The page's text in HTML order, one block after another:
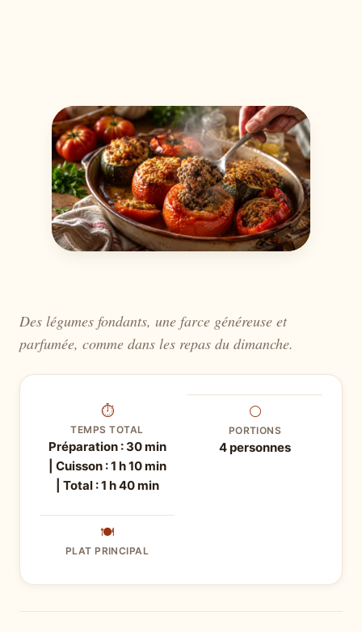
Des légumes fondants, une farce généreuse et
parfumée, comme dans les repas du dimanche.
⏱
TEMPS TOTAL
Préparation : 30 min
| Cuisson : 1 h 10 min
| Total : 1 h 40 min
⚪
PORTIONS
4 personnes
🍽
PLAT PRINCIPAL